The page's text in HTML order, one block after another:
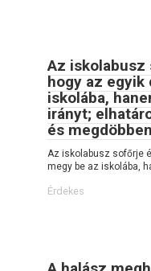
Az
hogy az egyik
iskolába,
irányt;
és
Az iskolabusz sofőrje
megy be az iskolába,
Érdekes